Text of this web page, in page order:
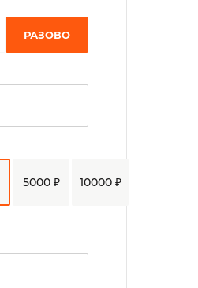
РАЗОВО
5000 ₽ 10000 ₽